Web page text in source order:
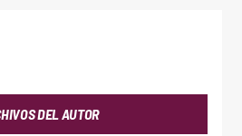
DEL AUTOR